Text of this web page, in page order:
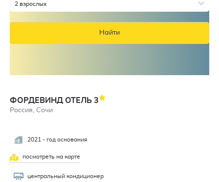
2 взрослых
Найти
ФОРДЕВИНД ОТЕЛЬ 3
Россия, Сочи
2021 - год основания
посмотреть на карте
центральный кондиционер